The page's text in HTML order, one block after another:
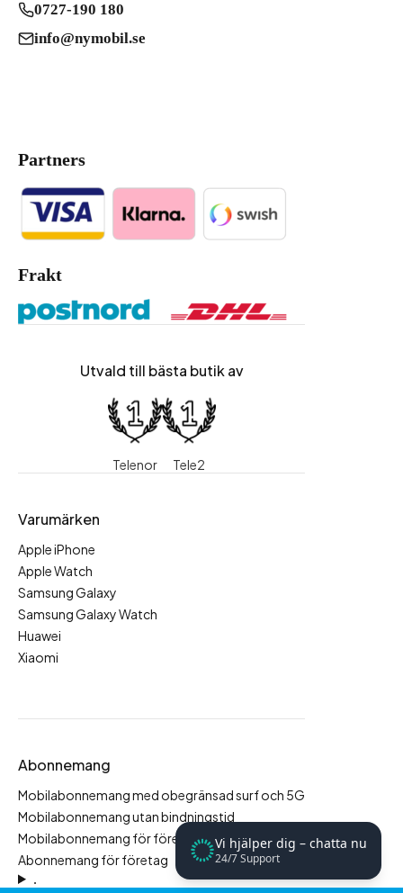
Vi hjälper dig – chatta nu
24/7 Support
0727-190 180
info@nymobil.se
Partners
Frakt
Utvald till bästa butik av
Telenor Tele2
Varumärken
Apple iPhone
Apple Watch
Samsung Galaxy
Samsung Galaxy Watch
Huawei
Xiaomi
Abonnemang
Mobilabonnemang med obegränsad surf och 5G
Mobilabonnemang utan bindningstid
Mobilabonnemang för företag
Abonnemang för företag
.